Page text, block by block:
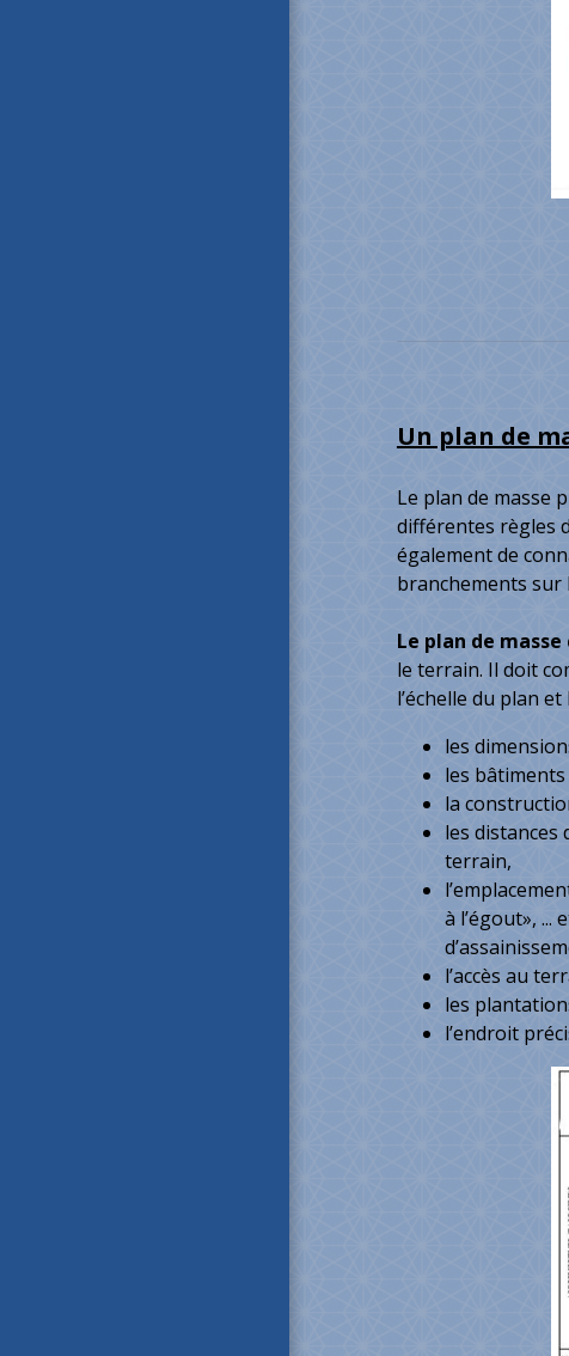
Un plan de
Le plan de masse
différentes règles
également de
branchements sur
Le plan de
le terrain. Il doit
l’échelle du plan
les
les
la
les
terrain,
à l’égout»,
l’accès au
les
l’endroit